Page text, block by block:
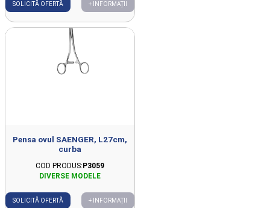
SOLICITĂ OFERTĂ + INFORMAȚII
Pensa ovul SAENGER, L27cm,
curba
COD PRODUS:P3059
SOLICITĂ OFERTĂ + INFORMAȚII